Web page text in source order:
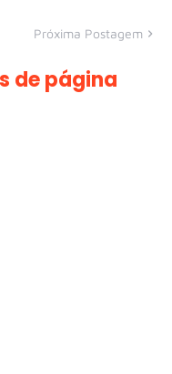
Próxima Postagem
de página